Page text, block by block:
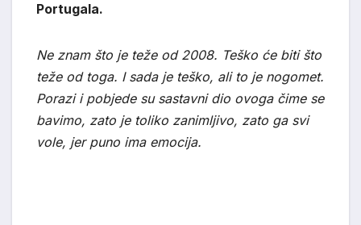
Portugala.
Ne znam što je teže od 2008. Teško će biti što
teže od toga. I sada je teško, ali to je nogomet.
Porazi i pobjede su sastavni dio ovoga čime se
bavimo, zato je toliko zanimljivo, zato ga svi
vole, jer puno ima emocija.